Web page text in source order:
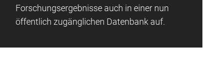
Forschungsergebnisse auch in einer nun
öffentlich zugänglichen Datenbank auf.